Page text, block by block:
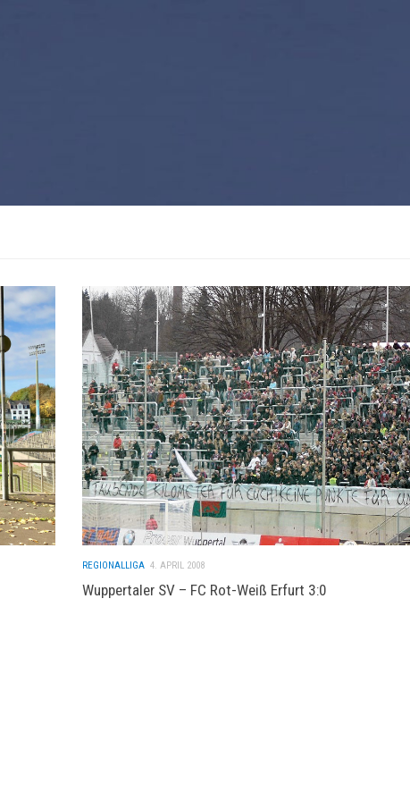
REGIONALLIGA 4. APRIL 2008
Wuppertaler SV – FC Rot-Weiß Erfurt 3:0